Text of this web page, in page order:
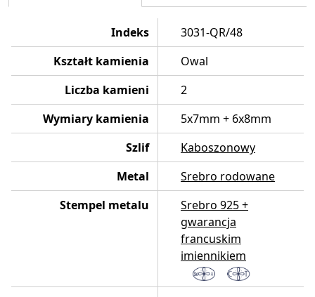
Indeks
3031-QR/48
Kształt kamienia
Owal
Liczba kamieni
2
Wymiary kamienia
5x7mm + 6x8mm
Szlif
Kaboszonowy
Metal
Srebro rodowane
Stempel metalu
Srebro 925 +
gwarancja
francuskim
imiennikiem